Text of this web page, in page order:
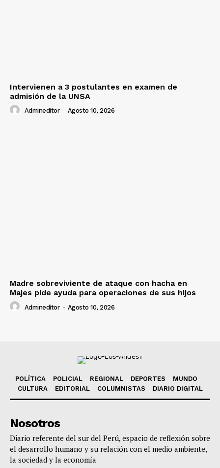
Intervienen a 3 postulantes en examen de
admisión de la UNSA
Admineditor - Agosto 10, 2026
Madre sobreviviente de ataque con hacha en
Majes pide ayuda para operaciones de sus hijos
Admineditor - Agosto 10, 2026
POLÍTICA POLICIAL REGIONAL DEPORTES
MUNDO
CULTURA
EDITORIAL COLUMNISTAS DIARIO DIGITAL
Nosotros
Diario referente del sur del Perú, espacio de reflexión sobre
el desarrollo humano y su relación con el medio ambiente,
la sociedad y la economía